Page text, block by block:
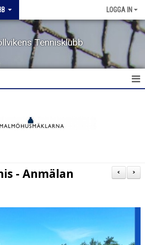
LOGGA IN
Tennisklubb
>
<
- Anmälan